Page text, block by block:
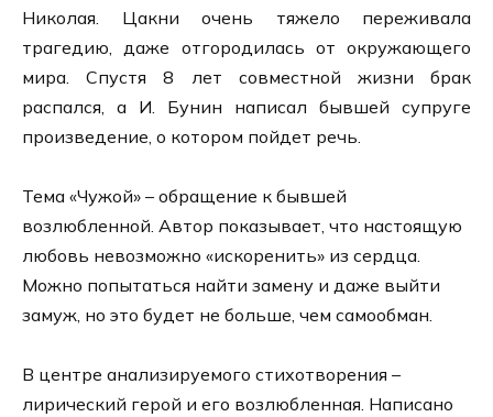
Николая. Цакни очень тяжело переживала
трагедию, даже отгородилась от окружающего
мира. Спустя 8 лет совместной жизни брак
распался, а И. Бунин написал бывшей супруге
произведение, о котором пойдет речь.
Тема «Чужой» – обращение к бывшей
возлюбленной. Автор показывает, что настоящую
любовь невозможно «искоренить» из сердца.
Можно попытаться найти замену и даже выйти
замуж, но это будет не больше, чем самообман.
В центре анализируемого стихотворения –
лирический герой и его возлюбленная. Написано